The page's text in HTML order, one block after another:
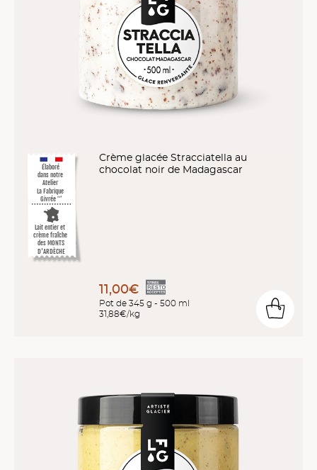
Lait entier et
crème fraîche
des MONTS
D'ARDÈCHE
Élaboré
dans notre
Atelier
La Fabrique
Givrée ™*
Crème glacée Stracciatella au
chocolat noir de Madagascar
11,00€
Pot de 345 g - 500 ml
31,88€/kg